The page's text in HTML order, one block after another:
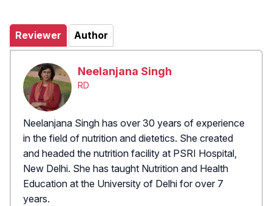
Reviewer Author
Neelanjana Singh
RD
Neelanjana Singh has over 30 years of experience
in the field of nutrition and dietetics. She created
and headed the nutrition facility at PSRI Hospital,
New Delhi. She has taught Nutrition and Health
Education at the University of Delhi for over 7
years.